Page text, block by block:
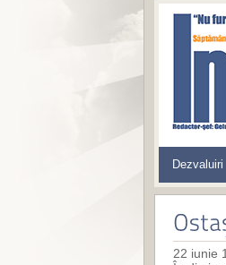
Dezvaluiri
22 iunie